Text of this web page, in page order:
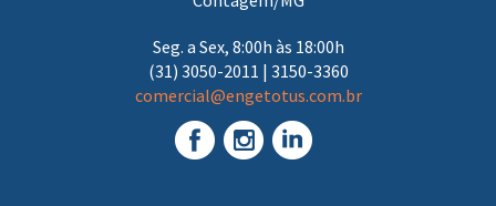
Seg. a Sex, 8:00h às 18:00h
(31) 3050-2011 | 3150-3360
comercial@engetotus.com.br